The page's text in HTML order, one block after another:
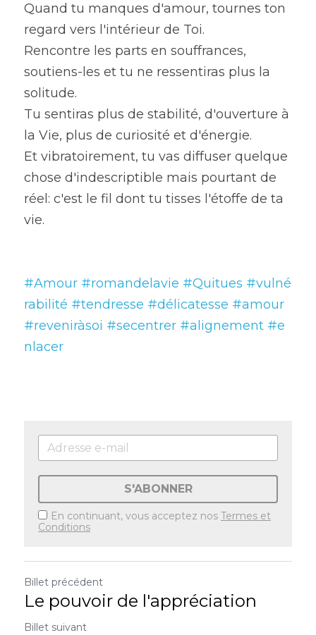
Quand tu manques d'amour, tournes ton
regard vers l'intérieur de Toi.
Rencontre les parts en souffrances,
soutiens-les et tu ne ressentiras plus la
solitude.
Tu sentiras plus de stabilité, d'ouverture à
la Vie, plus de curiosité et d'énergie.
Et vibratoirement, tu vas diffuser quelque
chose d'indescriptible mais pourtant de
réel: c'est le fil dont tu tisses l'étoffe de ta
vie.
#Amour #romandelavie #Quitues #vulné
rabilité #tendresse #délicatesse #amour
#reveniràsoi #secentrer #alignement #e
nlacer
S'ABONNER
En continuant, vous acceptez nos Termes et
Conditions
Billet précédent
Le pouvoir de l'appréciation
Billet suivant